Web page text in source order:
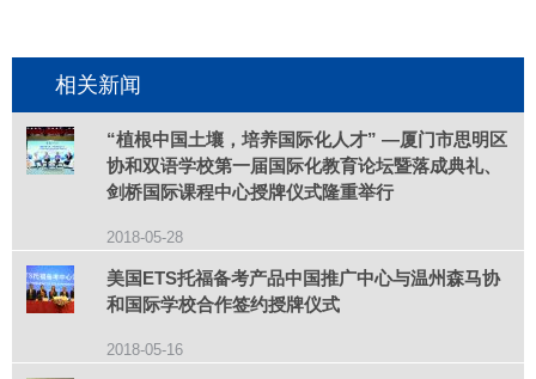
相关新闻
“植根中国土壤，培养国际化人才” —厦门市思明区
协和双语学校第一届国际化教育论坛暨落成典礼、
剑桥国际课程中心授牌仪式隆重举行
2018-05-28
美国ETS托福备考产品中国推广中心与温州森马协
和国际学校合作签约授牌仪式
2018-05-16